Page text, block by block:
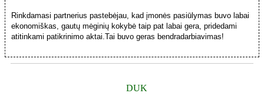
Rinkdamasi partnerius pastebėjau, kad įmonės pasiūlymas buvo labai
ekonomiškas, gautų mėginių kokybė taip pat labai gera, pridedami
atitinkami patikrinimo aktai.Tai buvo geras bendradarbiavimas!
DUK